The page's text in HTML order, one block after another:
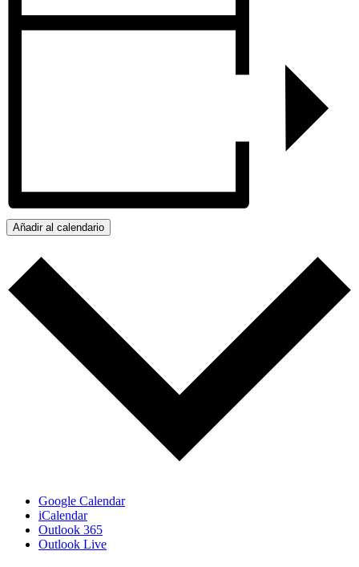
Añadir al calendario
Google Calendar
iCalendar
Outlook 365
Outlook Live